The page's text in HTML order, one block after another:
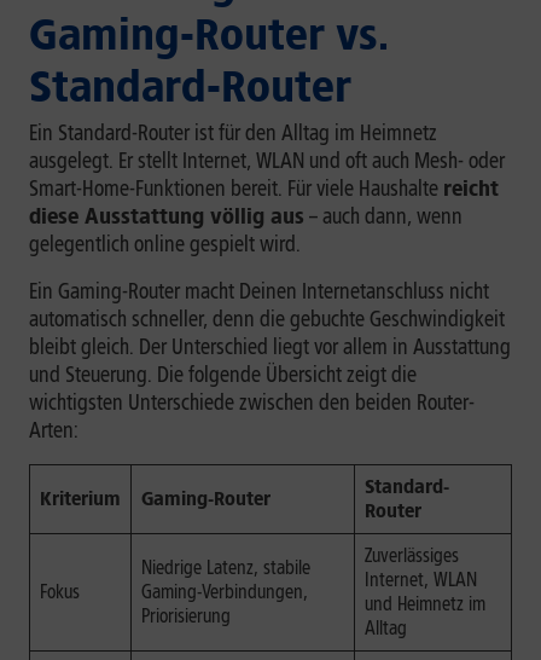
Gaming-Router vs.
Standard-Router
Ein Standard-Router ist für den Alltag im Heimnetz
ausgelegt. Er stellt Internet, WLAN und oft auch Mesh- oder
Smart-Home-Funktionen bereit. Für viele Haushalte reicht
diese Ausstattung völlig aus – auch dann, wenn
gelegentlich online gespielt wird.
Ein Gaming-Router macht Deinen Internetanschluss nicht
automatisch schneller, denn die gebuchte Geschwindigkeit
bleibt gleich. Der Unterschied liegt vor allem in Ausstattung
und Steuerung. Die folgende Übersicht zeigt die
wichtigsten Unterschiede zwischen den beiden Router-
Arten:
Kriterium Gaming-Router
Standard-
Router
Fokus
Niedrige Latenz, stabile
Gaming-Verbindungen,
Priorisierung
Zuverlässiges
Internet, WLAN
und Heimnetz im
Alltag